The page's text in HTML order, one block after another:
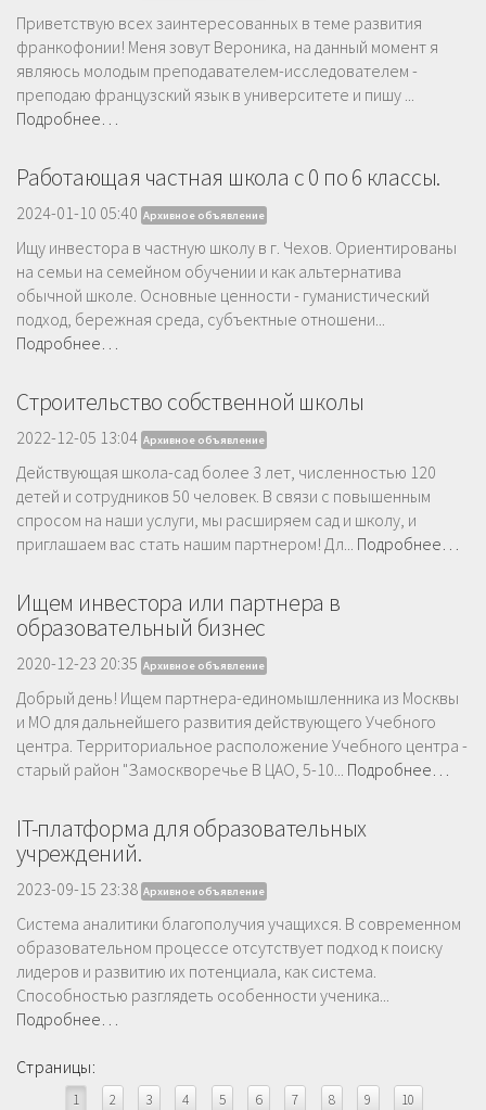
Приветствую всех заинтересованных в теме развития
франкофонии! Меня зовут Вероника, на данный момент я
являюсь молодым преподавателем-исследователем -
преподаю французский язык в университете и пишу ...
Подробнее…
Работающая частная школа с 0 по 6 классы.
2024-01-10 05:40 Архивное объявление
Ищу инвестора в частную школу в г. Чехов. Ориентированы
на семьи на семейном обучении и как альтернатива
обычной школе. Основные ценности - гуманистический
подход, бережная среда, субъектные отношени...
Подробнее…
Строительство собственной школы
2022-12-05 13:04 Архивное объявление
Действующая школа-сад более 3 лет, численностью 120
детей и сотрудников 50 человек. В связи с повышенным
спросом на наши услуги, мы расширяем сад и школу, и
приглашаем вас стать нашим партнером! Дл... Подробнее…
Ищем инвестора или партнера в
образовательный бизнес
2020-12-23 20:35 Архивное объявление
Добрый день! Ищем партнера-единомышленника из Москвы
и МО для дальнейшего развития действующего Учебного
центра. Территориальное расположение Учебного центра -
старый район "Замоскворечье В ЦАО, 5-10... Подробнее…
IT-платформа для образовательных
учреждений.
2023-09-15 23:38 Архивное объявление
Система аналитики благополучия учащихся. В современном
образовательном процессе отсутствует подход к поиску
лидеров и развитию их потенциала, как система.
Способностью разглядеть особенности ученика...
Подробнее…
Страницы:
1 2 3 4 5 6 7 8 9 10